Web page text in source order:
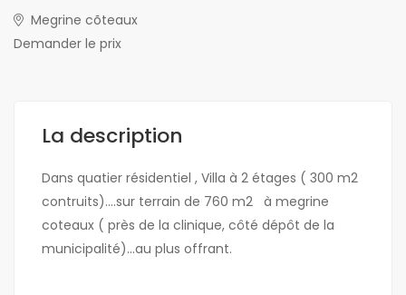
Megrine cõteaux
Demander le prix
La description
Dans quatier résidentiel , Villa à 2 étages ( 300 m2
contruits)….sur terrain de 760 m2 à megrine
coteaux ( près de la clinique, côté dépôt de la
municipalité)…au plus offrant.